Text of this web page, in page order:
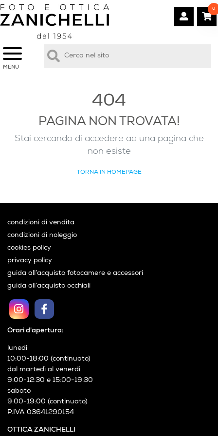
MENÙ
0
404
PAGINA NON TROVATA!
Stai cercando di accedere ad una pagina che
non esiste
TORNA IN HOMEPAGE
OTTICA ZANICHELLI
Orari d'apertura:
lunedì
10:00-18:00 (continuato)
dal martedì al venerdì
9:00-12:30 e 15:00-19:30
sabato
9:00-19:00 (continuato)
P.IVA 03641290154
condizioni di vendita
condizioni di noleggio
cookies policy
privacy policy
guida all’acquisto fotocamere e accessori
guida all’acquisto occhiali